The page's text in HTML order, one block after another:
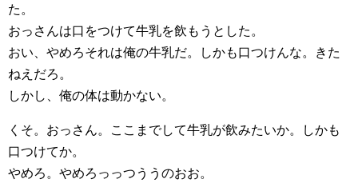
た。
おっさんは口をつけて牛乳を飲もうとした。
おい、やめろそれは俺の牛乳だ。しかも口つけんな。きた
ねえだろ。
しかし、俺の体は動かない。
くそ。おっさん。ここまでして牛乳が飲みたいか。しかも
口つけてか。
やめろ。やめろっっつううのおお。